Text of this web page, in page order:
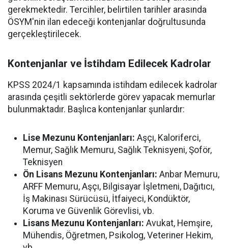
gerekmektedir. Tercihler, belirtilen tarihler arasında
ÖSYM'nin ilan edeceği kontenjanlar doğrultusunda
gerçekleştirilecek.
Kontenjanlar ve İstihdam Edilecek Kadrolar
KPSS 2024/1 kapsamında istihdam edilecek kadrolar
arasında çeşitli sektörlerde görev yapacak memurlar
bulunmaktadır. Başlıca kontenjanlar şunlardır:
Lise Mezunu Kontenjanları: Aşçı, Kaloriferci,
Memur, Sağlık Memuru, Sağlık Teknisyeni, Şoför,
Teknisyen
Ön Lisans Mezunu Kontenjanları: Anbar Memuru,
ARFF Memuru, Aşçı, Bilgisayar İşletmeni, Dağıtıcı,
İş Makinası Sürücüsü, İtfaiyeci, Kondüktör,
Koruma ve Güvenlik Görevlisi, vb.
Lisans Mezunu Kontenjanları: Avukat, Hemşire,
Mühendis, Öğretmen, Psikolog, Veteriner Hekim,